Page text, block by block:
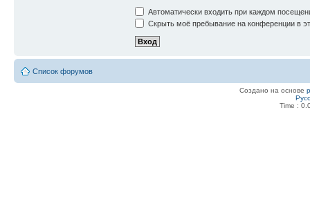
Автоматически входить при каждом
Скрыть моё пребывание на конференции в
Список форумов
Создано на основе
Time :